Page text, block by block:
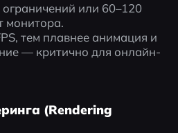
ограничений или 60–120
монитора.
тем плавнее анимация и
— критично для онлайн-
(Rendering